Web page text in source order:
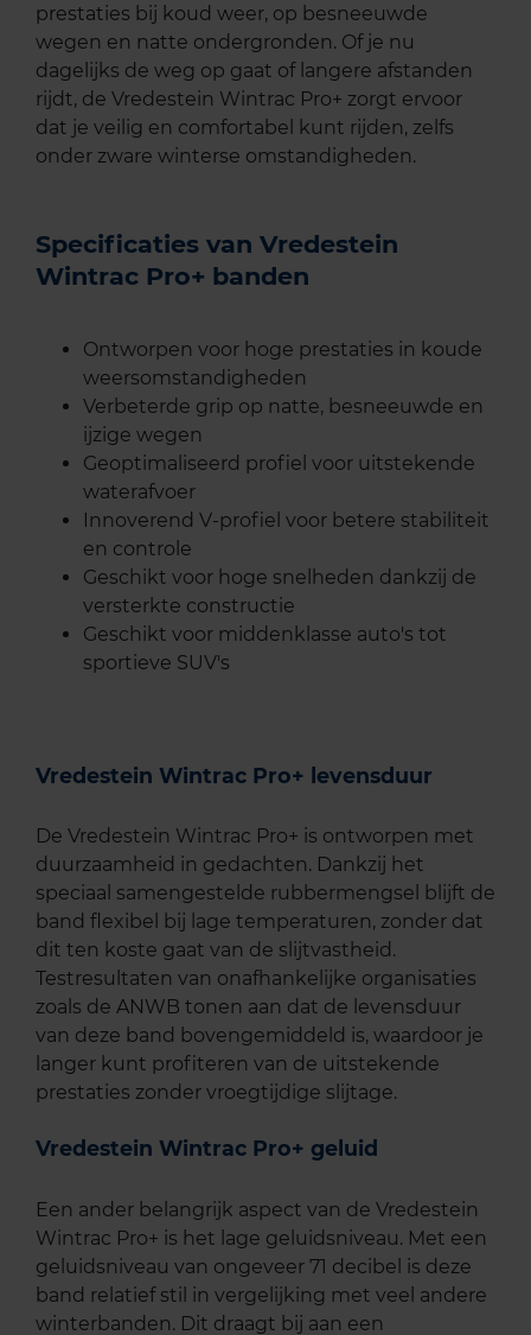
prestaties bij koud weer, op besneeuwde
wegen en natte ondergronden. Of je nu
dagelijks de weg op gaat of langere afstanden
rijdt, de Vredestein Wintrac Pro+ zorgt ervoor
dat je veilig en comfortabel kunt rijden, zelfs
onder zware winterse omstandigheden.
Specificaties van Vredestein
Wintrac Pro+ banden
Ontworpen voor hoge prestaties in koude
weersomstandigheden
Verbeterde grip op natte, besneeuwde en
ijzige wegen
Geoptimaliseerd profiel voor uitstekende
waterafvoer
Innoverend V-profiel voor betere stabiliteit
en controle
Geschikt voor hoge snelheden dankzij de
versterkte constructie
Geschikt voor middenklasse auto's tot
sportieve SUV's
Vredestein Wintrac Pro+ levensduur
De Vredestein Wintrac Pro+ is ontworpen met
duurzaamheid in gedachten. Dankzij het
speciaal samengestelde rubbermengsel blijft de
band flexibel bij lage temperaturen, zonder dat
dit ten koste gaat van de slijtvastheid.
Testresultaten van onafhankelijke organisaties
zoals de ANWB tonen aan dat de levensduur
van deze band bovengemiddeld is, waardoor je
langer kunt profiteren van de uitstekende
prestaties zonder vroegtijdige slijtage.
Vredestein Wintrac Pro+ geluid
Een ander belangrijk aspect van de Vredestein
Wintrac Pro+ is het lage geluidsniveau. Met een
geluidsniveau van ongeveer 71 decibel is deze
band relatief stil in vergelijking met veel andere
winterbanden. Dit draagt bij aan een